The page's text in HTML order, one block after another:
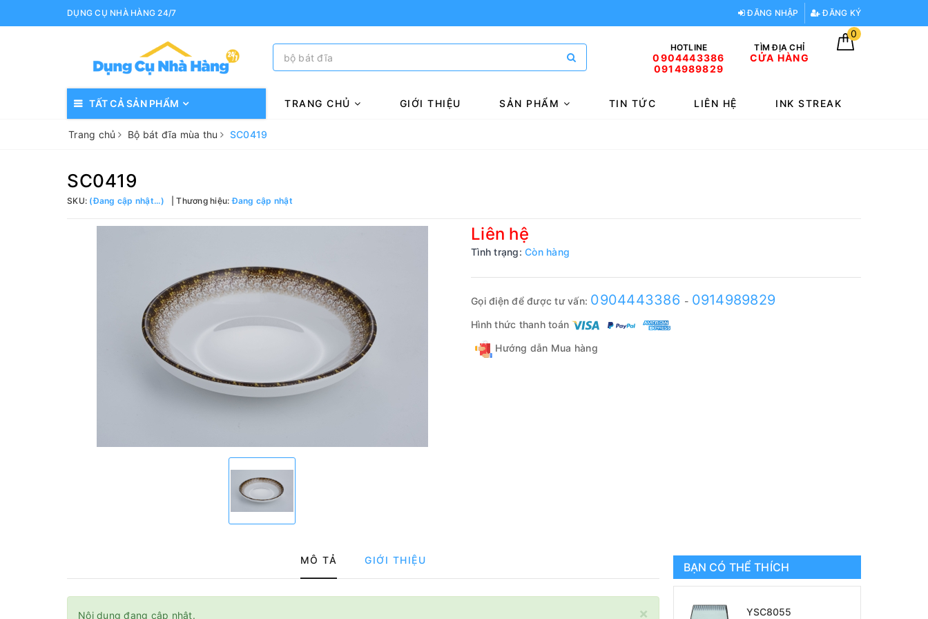
DỤNG CỤ NHÀ HÀNG 24/7 ĐĂNG NHẬP ĐĂNG KÝ
HOTLINE
0904443386
0914989829
TÌM ĐỊA CHỈ
CỬA HÀNG
0
TẤT CẢ SẢN PHẨM TRANG CHỦ GIỚI THIỆU SẢN PHẨM TIN TỨC LIÊN HỆ INK STREAK
Trang chủ Bộ bát đĩa mùa thu SC0419
SC0419
SKU: (Đang cập nhật...) Thương hiệu:Đang cập nhật
Liên hệ
Tình trạng: Còn hàng
Gọi điện để được tư vấn: 0904443386 - 0914989829
Hình thức thanh toán
Hướng dẫn Mua hàng
MÔ TẢ GIỚI THIỆU
×
Nội dung đang cập nhật.
BẠN CÓ THỂ THÍCH
YSC8055